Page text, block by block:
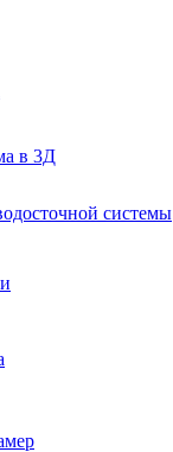
в 3Д
системы